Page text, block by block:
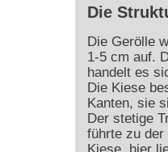
Die
Die Gerölle
1-5 cm auf.
handelt es
Die Kiese
Kanten, sie
Der stetige
führte zu der